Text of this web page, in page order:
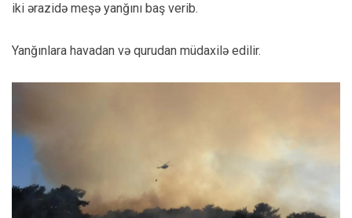
iki ərazidə meşə yanğını baş verib.
Yanğınlara havadan və qurudan müdaxilə edilir.